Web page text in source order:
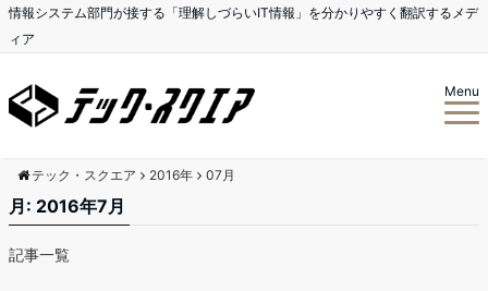
情報システム部門が接する「理解しづらいIT情報」を分かりやすく翻訳するメデ
ィア
Menu
テック・スクエア 2016年 07月
月: 2016年7月
記事一覧